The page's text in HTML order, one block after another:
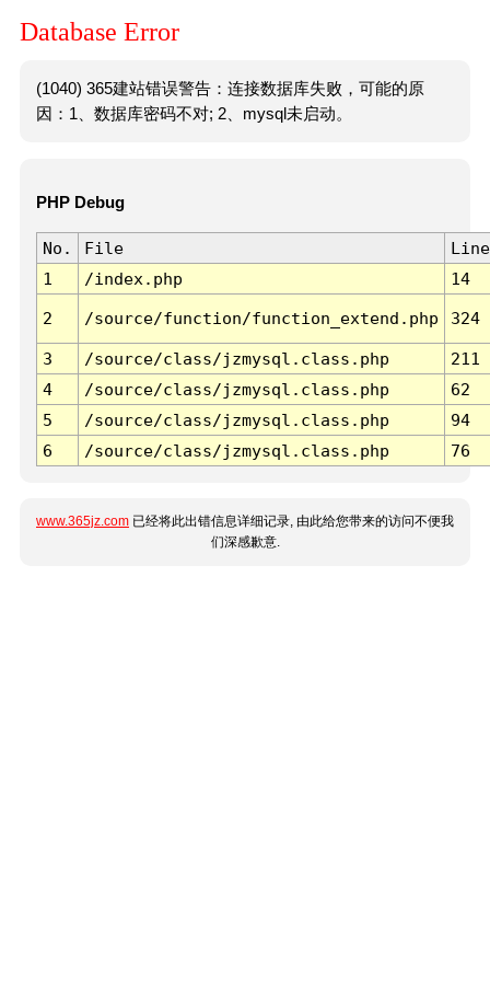
Database Error
(1040) 365建站错误警告：连接数据库失败，可能的原
因：1、数据库密码不对; 2、mysql未启动。
PHP Debug
No. File
Line
1
/index.php 14
2 /source/function/function_extend.php 324
3 /source/class/jzmysql.class.php
211
4
/source/class/jzmysql.class.php
62
5
/source/class/jzmysql.class.php
94
6
/source/class/jzmysql.class.php 76
www.365jz.com 已经将此出错信息详细记录, 由此给您带来的访问不便我
们深感歉意.